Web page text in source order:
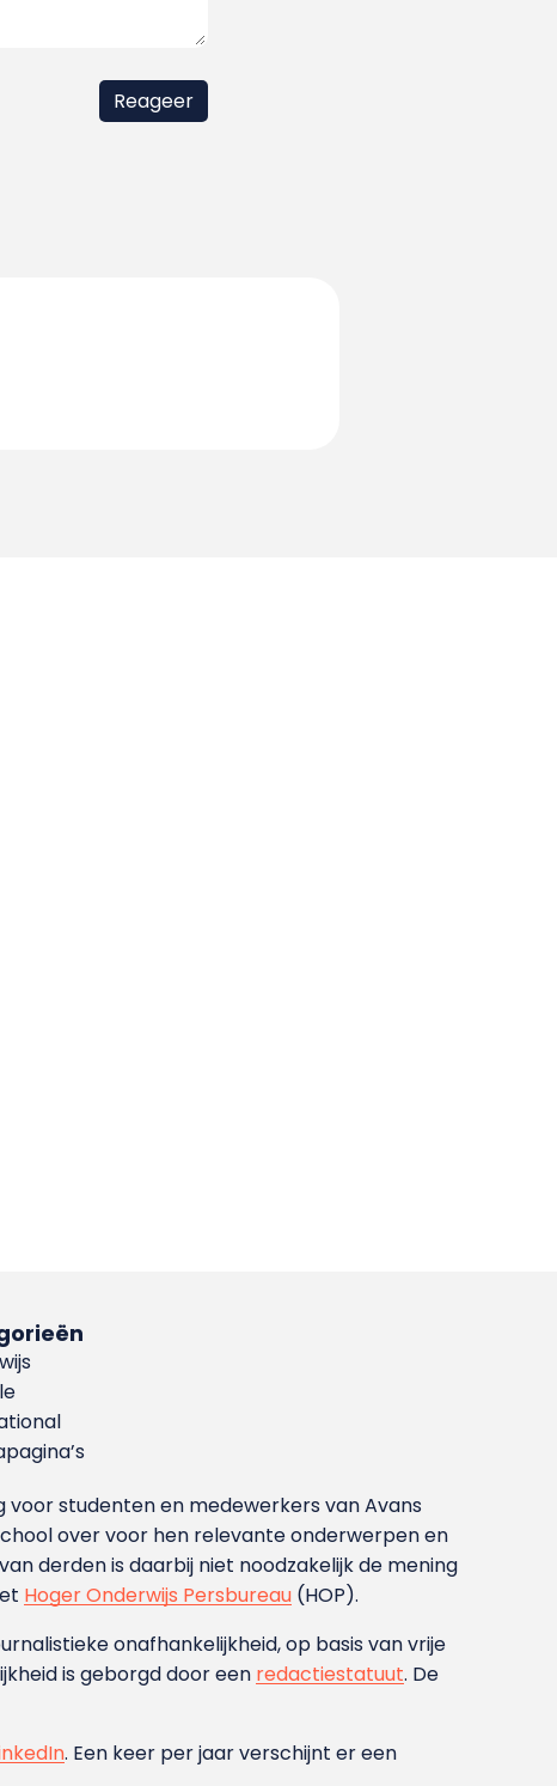
studenten en medewerkers van Avans
over voor hen relevante onderwerpen en
derden is daarbij niet noodzakelijk de mening
Hoger Onderwijs Persbureau (HOP).
onafhankelijkheid, op basis van vrije
is geborgd door een redactiestatuut. De
. Een keer per jaar verschijnt er een